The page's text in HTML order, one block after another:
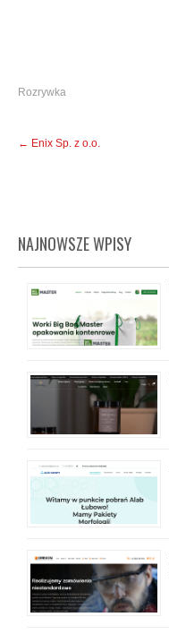
Rozrywka
navigation
← Enix Sp. z o.o.
NAJNOWSZE WPISY